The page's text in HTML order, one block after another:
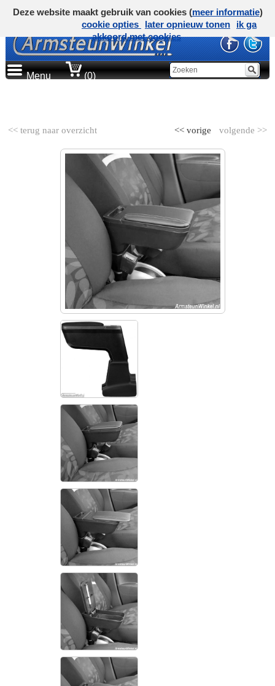
Menu (0)
<< terug naar overzicht volgende >>
<< vorige
Deze website maakt gebruik van cookies (meer informatie)
cookie opties
later opnieuw tonen
ik ga
akkoord met cookies